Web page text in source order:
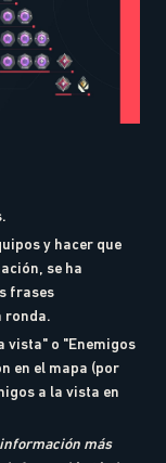
y hacer que
se ha
frases
ronda.
vista" o "Enemigos
en el mapa (por
a la vista en
más